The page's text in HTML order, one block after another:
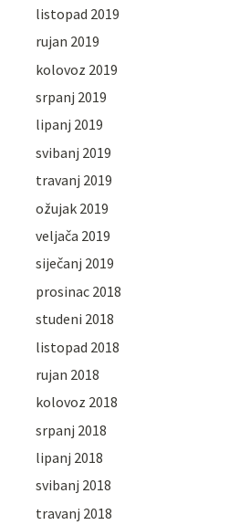
listopad 2019
rujan 2019
kolovoz 2019
srpanj 2019
lipanj 2019
svibanj 2019
travanj 2019
ožujak 2019
veljača 2019
siječanj 2019
prosinac 2018
studeni 2018
listopad 2018
rujan 2018
kolovoz 2018
srpanj 2018
lipanj 2018
svibanj 2018
travanj 2018